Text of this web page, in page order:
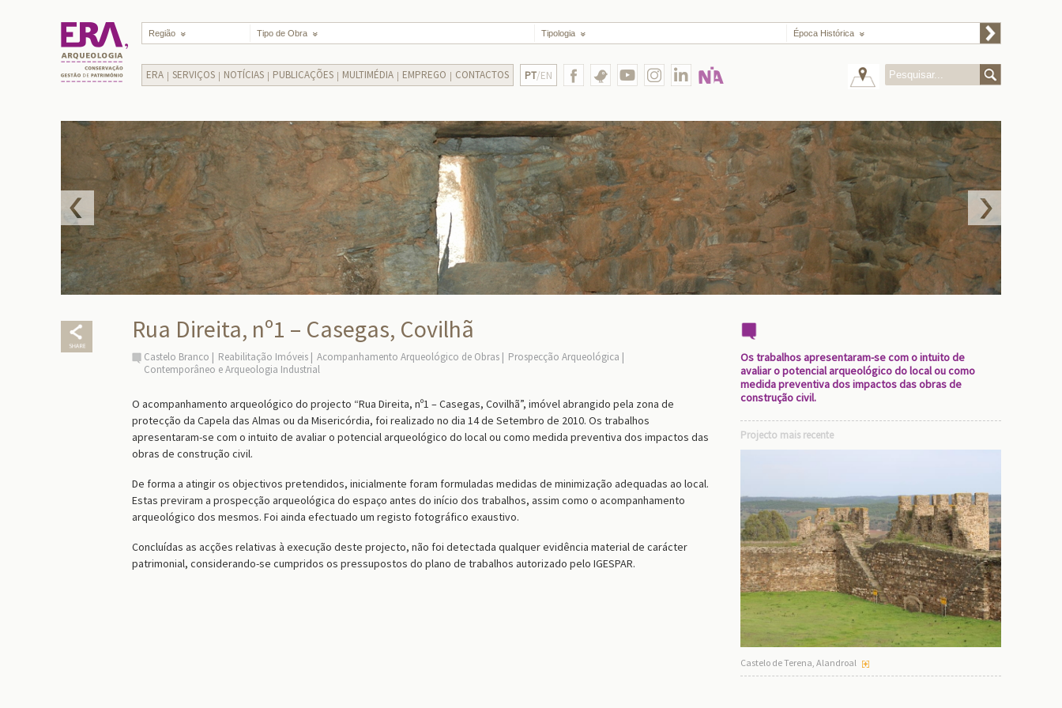
Região Tipo de Obra Tipologia Época Histórica
ERA SERVIÇOS NOTÍCIAS PUBLICAÇÕES MULTIMÉDIA EMPREGO CONTACTOS PT/EN
Rua Direita, nº1 – Casegas, Covilhã
Castelo Branco Reabilitação Imóveis Acompanhamento Arqueológico de Obras
Prospecção Arqueológica
Contemporâneo e Arqueologia Industrial
O acompanhamento arqueológico do projecto “Rua Direita, nº1 – Casegas, Covilhã”, imóvel abrangido pela zona de
protecção da Capela das Almas ou da Misericórdia, foi realizado no dia 14 de Setembro de 2010. Os trabalhos
apresentaram-se com o intuito de avaliar o potencial arqueológico do local ou como medida preventiva dos impactos das
obras de construção civil.
De forma a atingir os objectivos pretendidos, inicialmente foram formuladas medidas de minimização adequadas ao local.
Estas previram a prospecção arqueológica do espaço antes do início dos trabalhos, assim como o acompanhamento
arqueológico dos mesmos. Foi ainda efectuado um registo fotográfico exaustivo.
Concluídas as acções relativas à execução deste projecto, não foi detectada qualquer evidência material de carácter
patrimonial, considerando-se cumpridos os pressupostos do plano de trabalhos autorizado pelo IGESPAR.
Os trabalhos apresentaram-se com o intuito de
avaliar o potencial arqueológico do local ou como
medida preventiva dos impactos das obras de
construção civil.
Projecto mais recente
Castelo de Terena, Alandroal